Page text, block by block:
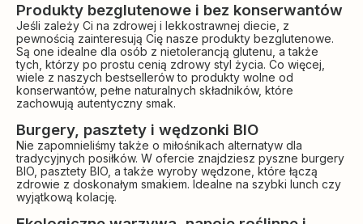
Produkty bezglutenowe i bez konserwantów
Jeśli zależy Ci na zdrowej i lekkostrawnej diecie, z
pewnością zainteresują Cię nasze produkty bezglutenowe.
Są one idealne dla osób z nietolerancją glutenu, a także
tych, którzy po prostu cenią zdrowy styl życia. Co więcej,
wiele z naszych bestsellerów to produkty wolne od
konserwantów, pełne naturalnych składników, które
zachowują autentyczny smak.
Burgery, pasztety i wędzonki BIO
Nie zapomnieliśmy także o miłośnikach alternatyw dla
tradycyjnych posiłków. W ofercie znajdziesz pyszne burgery
BIO, pasztety BIO, a także wyroby wędzone, które łączą
zdrowie z doskonałym smakiem. Idealne na szybki lunch czy
wyjątkową kolację.